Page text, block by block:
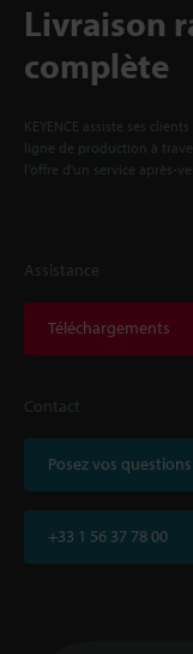
Livraison
complète
KEYENCE assiste ses
ligne de production à
l'offre d'un service après-
Assistance
Téléchargements
Contact
Posez vos questions
+33 1 56 37 78 00